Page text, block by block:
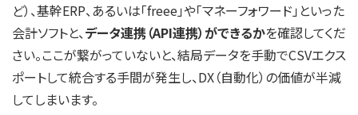
ど）、基幹ERP、あるいは「freee」や「マネーフォワード」といった
会計ソフトと、データ連携（API連携）ができるかを確認してくだ
さい。ここが繋がっていないと、結局データを手動でCSVエクス
ポートして統合する手間が発生し、DX（自動化）の価値が半減
してしまいます。